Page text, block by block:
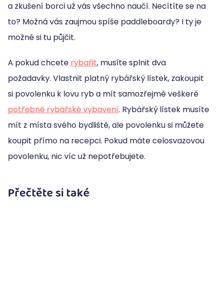
a zkušení borci už vás všechno naučí. Necítíte se na
to? Možná vás zaujmou spíše paddleboardy? I ty je
možné si tu půjčit.
A pokud chcete rybařit, musíte splnit dva
požadavky. Vlastnit platný rybářský lístek, zakoupit
si povolenku k lovu ryb a mít samozřejmě veškeré
potřebné rybářské vybavení. Rybářský lístek musíte
mít z místa svého bydliště, ale povolenku si můžete
koupit přímo na recepci. Pokud máte celosvazovou
povolenku, nic víc už nepotřebujete.
Přečtěte si také